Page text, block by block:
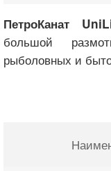
ПетроКанат
большой
рыболовных и